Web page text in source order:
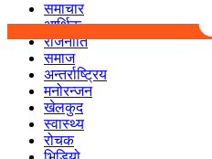
समाचार
आर्थिक
राजनीति
समाज
अन्तर्राष्ट्रिय
मनोरन्जन
खेलकुद
स्वास्थ्य
रोचक